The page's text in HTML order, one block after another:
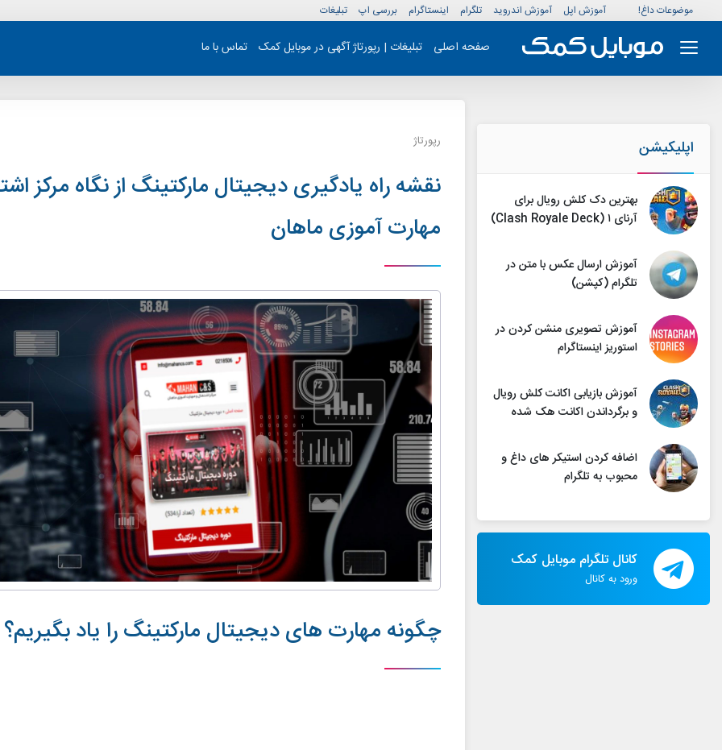
موضوعات داغ! آموزش اپل آموزش اندروید تلگرام اینستاگرام بررسی اپ تبلیغات
صفحه اصلی تبلیغات | رپورتاژ آگهی در موبایل کمک تماس با ما
اپلیکیشن
بهترین دک کلش رویال برای
آرنای ۱ (Clash Royale Deck)
آموزش ارسال عکس با متن در
تلگرام (کپشن)
آموزش تصویری منشن کردن در
استوریز اینستاگرام
آموزش بازیابی اکانت کلش رویال
و برگرداندن اکانت هک شده
اضافه کردن استیکر های داغ و
محبوب به تلگرام
کانال تلگرام موبایل کمک
ورود به کانال
رپورتاژ
نقشه راه یادگیری دیجیتال مارکتینگ از نگاه مرکز
مهارت آموزی ماهان
چگونه مهارت های دیجیتال مارکتینگ را یاد بگیریم؟